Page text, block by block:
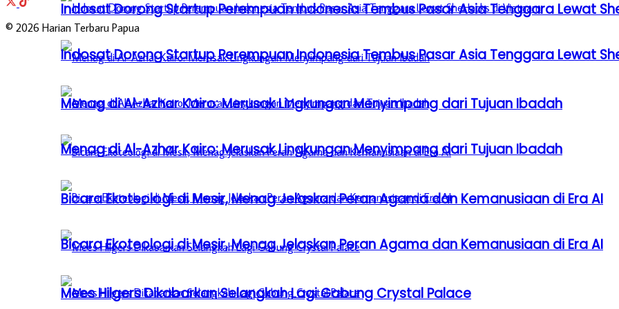
Indosat Dorong Startup Perempuan Indonesia Tembus Pasar Asia Tenggara Lewat
Menag di Al-Azhar Kairo: Merusak Lingkungan Menyimpang dari Tujuan Ibadah
Bicara Ekoteologi di Mesir, Menag Jelaskan Peran Agama dan Kemanusiaan di Era AI
Mees Hilgers Dikabarkan Selangkah Lagi Gabung Crystal Palace
Indosat Dorong Startup Perempuan Indonesia Tembus Pasar Asia Tenggara Lewat
Menag di Al-Azhar Kairo: Merusak Lingkungan Menyimpang dari Tujuan Ibadah
Bicara Ekoteologi di Mesir, Menag Jelaskan Peran Agama dan Kemanusiaan di Era AI
© 2026 Harian Terbaru Papua